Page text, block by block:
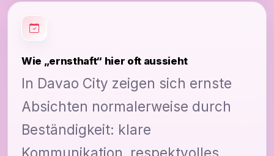
Wie „ernsthaft“ hier oft aussieht
In Davao City zeigen sich ernste
Absichten normalerweise durch
Beständigkeit: klare